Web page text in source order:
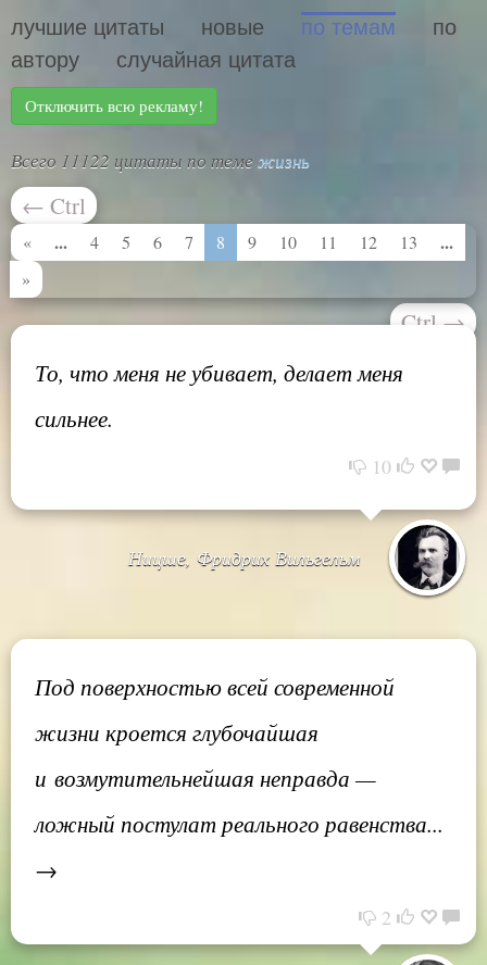
лучшие цитаты новые по темам
по
автору
случайная цитата
Отключить всю рекламу!
Всего 11122 цитаты по теме жизнь
← Ctrl
« ... 4 5 6 7 8 9 10 11 12 13 ...
»
Ctrl →
То, что меня не убивает, делает меня
сильнее.
10
Ницше, Фридрих Вильгельм
Под поверхностью всей современной
жизни кроется глубочайшая
и возмутительнейшая неправда —
ложный постулат реального равенства...
→
2